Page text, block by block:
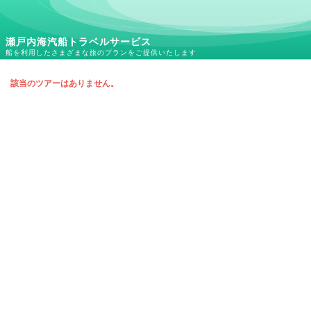
瀬戸内海汽船トラベルサービス
船を利用したさまざまな旅のプランをご提供いたします